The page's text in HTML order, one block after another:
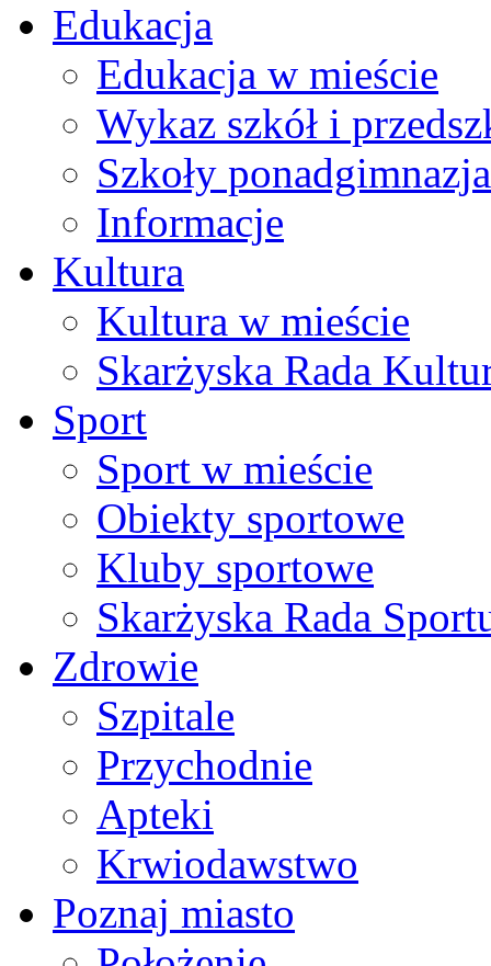
Edukacja
Edukacja w mieście
Wykaz szkół i
Szkoły
Informacje
Kultura
Kultura w mieście
Skarżyska Rada
Sport
Sport w mieście
Obiekty sportowe
Kluby sportowe
Skarżyska Rada
Zdrowie
Szpitale
Przychodnie
Apteki
Krwiodawstwo
Poznaj miasto